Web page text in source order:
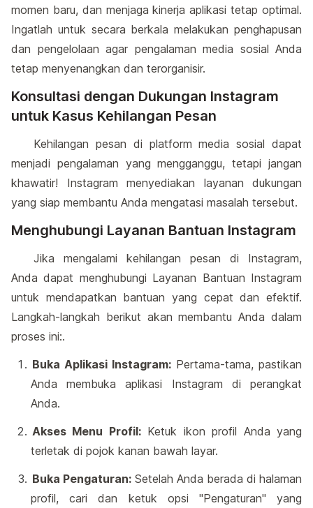
momen baru, dan menjaga kinerja aplikasi tetap optimal.
Ingatlah untuk secara berkala melakukan penghapusan
dan pengelolaan agar pengalaman media sosial Anda
tetap menyenangkan dan terorganisir.
Konsultasi dengan Dukungan Instagram
untuk Kasus Kehilangan Pesan
Kehilangan pesan di platform media sosial dapat
menjadi pengalaman yang mengganggu, tetapi jangan
khawatir! Instagram menyediakan layanan dukungan
yang siap membantu Anda mengatasi masalah tersebut.
Menghubungi Layanan Bantuan Instagram
Jika mengalami kehilangan pesan di Instagram,
Anda dapat menghubungi Layanan Bantuan Instagram
untuk mendapatkan bantuan yang cepat dan efektif.
Langkah-langkah berikut akan membantu Anda dalam
proses ini:.
Buka Aplikasi Instagram: Pertama-tama, pastikan
Anda membuka aplikasi Instagram di perangkat
Anda.
Akses Menu Profil:Ketuk ikon profil Anda yang
terletak di pojok kanan bawah layar.
Buka Pengaturan: Setelah Anda berada di halaman
profil, cari dan ketuk opsi "Pengaturan" yang